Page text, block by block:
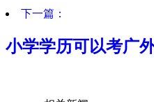
下一篇：
小学学历可以考广